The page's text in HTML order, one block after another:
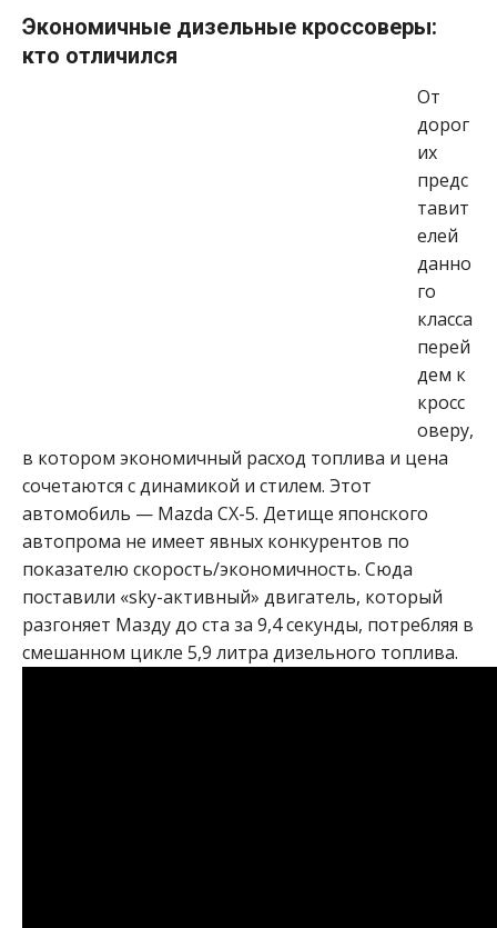
Экономичные дизельные кроссоверы:
кто отличился
От
дорог
их
предс
тавит
елей
данно
го
класса
перей
дем к
кросс
оверу,
в котором экономичный расход топлива и цена
сочетаются с динамикой и стилем. Этот
автомобиль — Mazda CX-5. Детище японского
автопрома не имеет явных конкурентов по
показателю скорость/экономичность. Сюда
поставили «sky-активный» двигатель, который
разгоняет Мазду до ста за 9,4 секунды, потребляя в
смешанном цикле 5,9 литра дизельного топлива.